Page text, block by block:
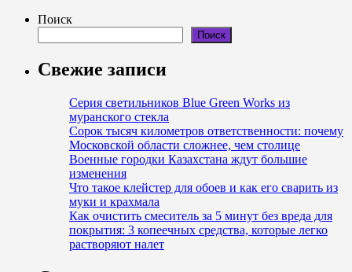
Поиск
Поиск
Свежие записи
Серия светильников Blue Green Works из
муранского стекла
Сорок тысяч километров ответственности: почему
Московской области сложнее, чем столице
Военные городки Казахстана ждут большие
изменения
Что такое клейстер для обоев и как его сварить из
муки и крахмала
Как очистить смеситель за 5 минут без вреда для
покрытия: 3 копеечных средства, которые легко
растворяют налет